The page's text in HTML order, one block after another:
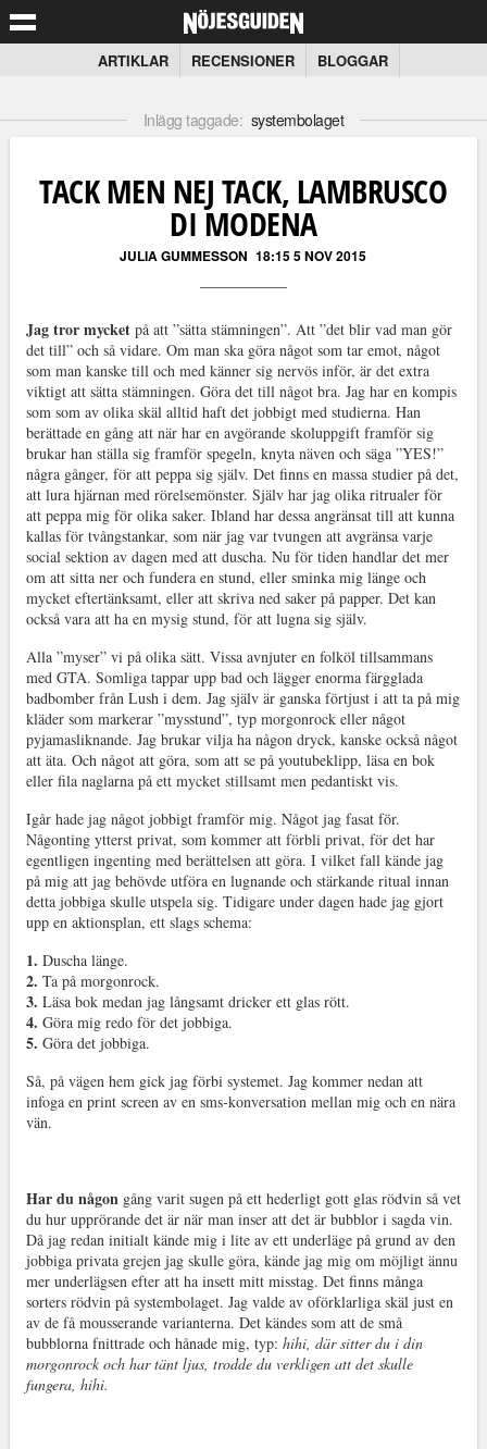
ARTIKLAR RECENSIONER BLOGGAR
Inlägg taggade: systembolaget
TACK MEN NEJ TACK, LAMBRUSCO
DI MODENA
JULIA GUMMESSON 18:15 5 NOV 2015
Jag tror mycketpå att ”sätta stämningen”. Att ”det blir vad man gör
det till” och så vidare. Om man ska göra något som tar emot, något
som man kanske till och med känner sig nervös inför, är det extra
viktigt att sätta stämningen. Göra det till något bra. Jag har en kompis
som som av olika skäl alltid haft det jobbigt med studierna. Han
berättade en gång att när har en avgörande skoluppgift framför sig
brukar han ställa sig framför spegeln, knyta näven och säga ”YES!”
några gånger, för att peppa sig själv. Det finns en massa studier på det,
att lura hjärnan med rörelsemönster. Själv har jag olika ritrualer för
att peppa mig för olika saker. Ibland har dessa angränsat till att kunna
kallas för tvångstankar, som när jag var tvungen att avgränsa varje
social sektion av dagen med att duscha. Nu för tiden handlar det mer
om att sitta ner och fundera en stund, eller sminka mig länge och
mycket eftertänksamt, eller att skriva ned saker på papper. Det kan
också vara att ha en mysig stund, för att lugna sig själv.
Alla ”myser” vi på olika sätt. Vissa avnjuter en folköl tillsammans
med GTA. Somliga tappar upp bad och lägger enorma färgglada
badbomber från Lush i dem. Jag själv är ganska förtjust i att ta på mig
kläder som markerar ”mysstund”, typ morgonrock eller något
pyjamasliknande. Jag brukar vilja ha någon dryck, kanske också något
att äta. Och något att göra, som att se på youtubeklipp, läsa en bok
eller fila naglarna på ett mycket stillsamt men pedantiskt vis.
Igår hade jag något jobbigt framför mig. Något jag fasat för.
Någonting ytterst privat, som kommer att förbli privat, för det har
egentligen ingenting med berättelsen att göra. I vilket fall kände jag
på mig att jag behövde utföra en lugnande och stärkande ritual innan
detta jobbiga skulle utspela sig. Tidigare under dagen hade jag gjort
upp en aktionsplan, ett slags schema:
1. Duscha länge.
2. Ta på morgonrock.
3. Läsa bok medan jag långsamt dricker ett glas rött.
4. Göra mig redo för det jobbiga.
5. Göra det jobbiga.
Så, på vägen hem gick jag förbi systemet. Jag kommer nedan att
infoga en print screen av en sms-konversation mellan mig och en nära
vän.
Har du någon gång varit sugen på ett hederligt gott glas rödvin så vet
du hur upprörande det är när man inser att det är bubblor i sagda vin.
Då jag redan initialt kände mig i lite av ett underläge på grund av den
jobbiga privata grejen jag skulle göra, kände jag mig om möjligt ännu
mer underlägsen efter att ha insett mitt misstag. Det finns många
sorters rödvin på systembolaget. Jag valde av oförklarliga skäl just en
av de få mousserande varianterna. Det kändes som att de små
bubblorna fnittrade och hånade mig, typ: hihi, där sitter du i din
morgonrock och har tänt ljus, trodde du verkligen att det skulle
fungera, hihi.